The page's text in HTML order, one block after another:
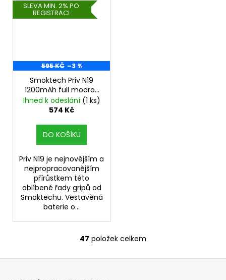
SLEVA MIN. 2% PO
REGISTRACI
595 KČ –3 %
Smoktech Priv N19
1200mAh full modro/
černá
Ihned k odeslání (1 ks)
574 Kč
DO KOŠÍKU
Priv N19 je nejnovějším a
nejpropracovanějším
přírůstkem této
oblíbené řady gripů od
Smoktechu. Vestavěná
baterie o...
O
v
47 položek celkem
Z